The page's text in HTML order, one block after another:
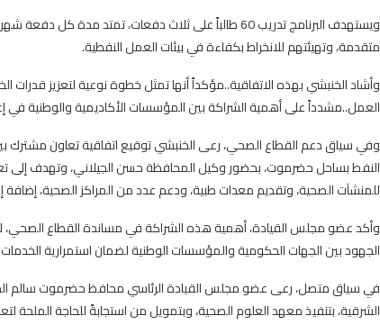
ويستهدف البرنامج تدريب 60 طالباً على ثلاث دفعات،
متقدمة، وتهيئتهم للانخراط بكفاءة في بيئات العمل النفطية.
وأشاد الخنبشي بهذه الاتفاقية..مؤكداً أنها تمثل خطوة نوعية لتعزيز
العمل..مشدداً على أهمية الشراكة بين المؤسسات الأكاديمية والوطنية في
وفي سياق دعم القطاع الصحي، رعى الخنبشي توقيع اتفاقية تعاون
النفط بساحل حضرموت، بحضور وكيل المحافظة حسن الجيلاني، وتهدف إلى
للمنشآت الصحية، وتقديم معدات طبية، ودعم عدد من المراكز الصحية،
وأكد عضو مجلس القيادة، أهمية هذه الشراكة في مساندة القطاع الصحي،
الجهود بين الجهات الحكومية والمؤسسات الوطنية لضمان استمرارية
الشرقية، بتنفيذ معهد العلوم الصحية، وبتمويل من استجابةً للحاجة الملحة